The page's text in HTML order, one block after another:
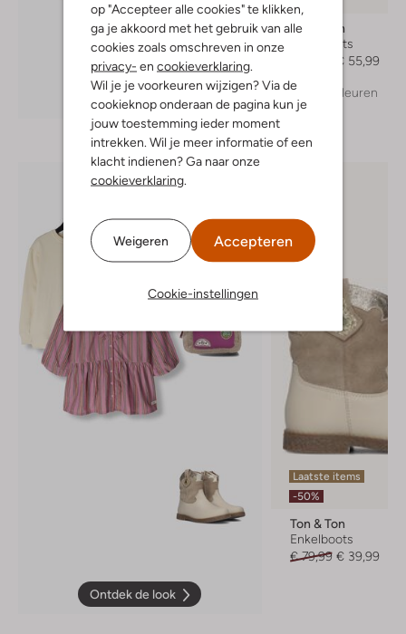
op "Accepteer alle cookies" te klikken,
ga je akkoord met het gebruik van alle
cookies zoals omschreven in onze
privacy- en cookieverklaring.
Wil je je voorkeuren wijzigen? Via de
cookieknop onderaan de pagina kun je
jouw toestemming ieder moment
intrekken. Wil je meer informatie of een
klacht indienen? Ga naar onze
cookieverklaring.
Weigeren Accepteren
Cookie-instellingen
Ontdek de look
Ton & Ton
Enkelboots
€ 55,99
+ meer kleuren
Ontdek de look
Laatste items
-50%
Ton & Ton
Enkelboots
€ 79,99 € 39,99